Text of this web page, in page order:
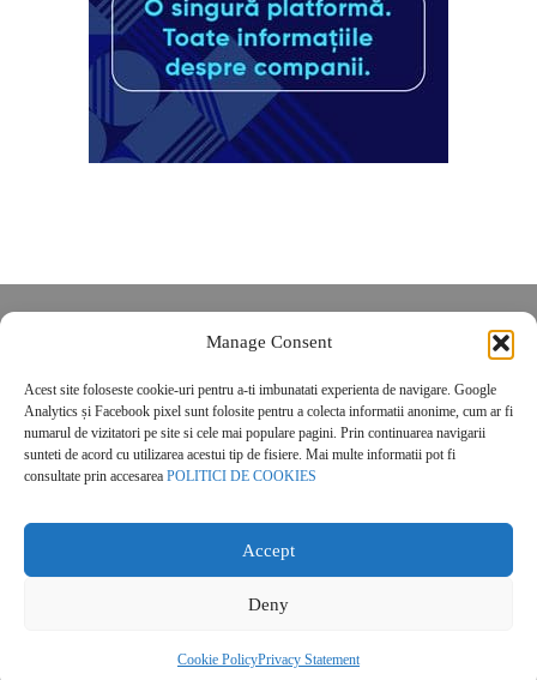
Manage Consent
Acest site foloseste cookie-uri pentru a-ti imbunatati experienta de navigare. Google
Analytics și Facebook pixel sunt folosite pentru a colecta informatii anonime, cum ar fi
numarul de vizitatori pe site si cele mai populare pagini. Prin continuarea navigarii
sunteti de acord cu utilizarea acestui tip de fisiere. Mai multe informatii pot fi
consultate prin accesarea POLITICI DE COOKIES
Accept
Deny
Cookie PolicyPrivacy Statement
POLITICĂ DE CONFIDENȚIALITATE
Politica de cookies
© 2026 Real Estate Magazine. All Rights Reserved.